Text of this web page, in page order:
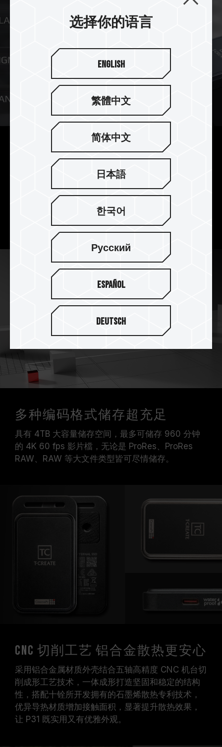
支持 Type-C 即录即存装置
接口数据传输的电影级数位摄影机、
专业摄影机最佳储存伙伴，
不论是 6K、8K 高分辨率录制或拍摄需求，
都可以透过高速 Type-C 连接传输，数据传输速度
可达每秒 2,000MB。
多种编码格式储存超充足
具有 4TB 大容量储存空间，最多可储存 960 分钟
的 4K 60 fps 影片檔，无论是 ProRes、ProRes
RAW、RAW 等大文件类型皆可尽情储存。
CNC 切削工艺 铝合金散热更安心
采用铝合金属材质外壳结合五轴高精度 CNC 机台切
削成形工艺技术，一体成形打造坚固和稳定的结构
性，搭配十铨所开发拥有的石墨烯散热专利技术，
优异导热材质增加接触面积，显著提升散热效果，
让 P31 既实用又有优雅外观。
选择你的语言
English
繁體中文
简体中文
日本語
한국어
Русский
Español
Deutsch